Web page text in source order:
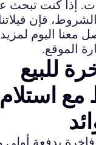
إذا كنت تبحث
فإن
معنا اليوم
الموقع.
للبيع
مع
بدفعة أولى